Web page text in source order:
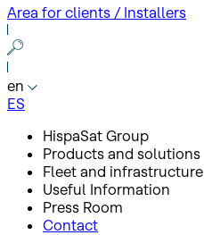
Area for clients / Installers
en
ES
HispaSat Group
Products and solutions
Fleet and infrastructure
Useful Information
Press Room
Contact